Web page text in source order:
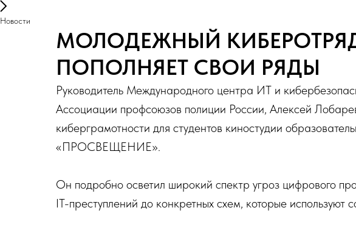
Новости
МОЛОДЕЖНЫЙ
ПОПОЛНЯЕТ СВОИ РЯДЫ
Руководитель Международного центра ИТ и
Ассоциации профсоюзов полиции России, Алексей
киберграмотности для студентов киностудии
«ПРОСВЕЩЕНИЕ».
Он подробно осветил широкий спектр угроз цифрового
IT-преступлений до конкретных схем, которые